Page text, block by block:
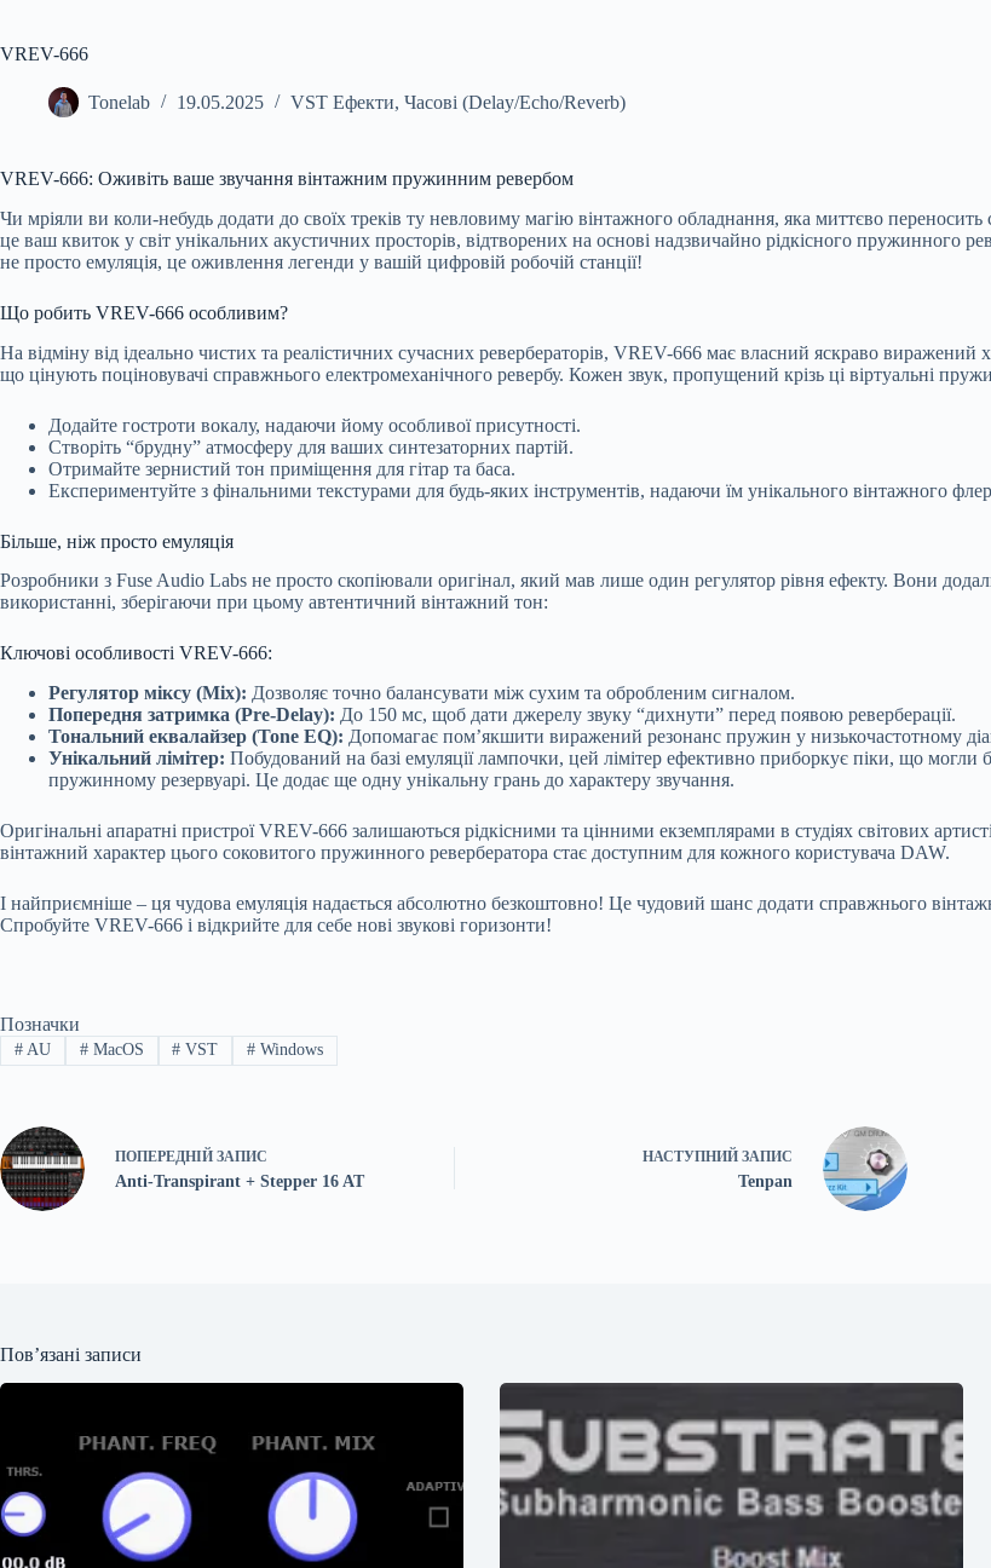
VREV-666
Tonelab 19.05.2025 VST Ефекти, Часові (Delay/Echo/Reverb)
VREV-666: Оживіть ваше звучання вінтажним пружинним ревербом
Чи мріяли ви коли-небудь додати до своїх треків ту невловиму магію вінтажного обладнання, яка миттєво
це ваш квиток у світ унікальних акустичних просторів, відтворених на основі надзвичайно рідкісного пружинного
не просто емуляція, це оживлення легенди у вашій цифровій робочій станції!
Що робить VREV-666 особливим?
На відміну від ідеально чистих та реалістичних сучасних ревербераторів, VREV-666 має власний яскраво виражений
що цінують поціновувачі справжнього електромеханічного ревербу. Кожен звук, пропущений крізь ці віртуальні
Додайте гостроти вокалу, надаючи йому особливої присутності.
Створіть “брудну” атмосферу для ваших синтезаторних партій.
Отримайте зернистий тон приміщення для гітар та баса.
Експериментуйте з фінальними текстурами для будь-яких інструментів, надаючи їм унікального вінтажного
Більше, ніж просто емуляція
Розробники з Fuse Audio Labs не просто скопіювали оригінал, який мав лише один регулятор рівня ефекту. Вони
використанні, зберігаючи при цьому автентичний вінтажний тон:
Ключові особливості VREV-666:
Регулятор міксу (Mix): Дозволяє точно балансувати між сухим та обробленим сигналом.
Попередня затримка (Pre-Delay): До 150 мс, щоб дати джерелу звуку “дихнути” перед появою реверберації.
Тональний еквалайзер (Tone EQ): Допомагає пом’якшити виражений резонанс пружин у низькочастотному
Унікальний лімітер: Побудований на базі емуляції лампочки, цей лімітер ефективно приборкує піки, що
пружинному резервуарі. Це додає ще одну унікальну грань до характеру звучання.
Оригінальні апаратні пристрої VREV-666 залишаються рідкісними та цінними екземплярами в студіях світових
вінтажний характер цього соковитого пружинного ревербератора стає доступним для кожного користувача DAW.
І найприємніше – ця чудова емуляція надається абсолютно безкоштовно! Це чудовий шанс додати справжнього
Спробуйте VREV-666 і відкрийте для себе нові звукові горизонти!
Позначки
#AU #MacOS # VST # Windows
ПОПЕРЕДНІЙ ЗАПИС
Anti-Transpirant + Stepper 16 AT
НАСТУПНИЙ ЗАПИС
Tenpan
Пов’язані записи